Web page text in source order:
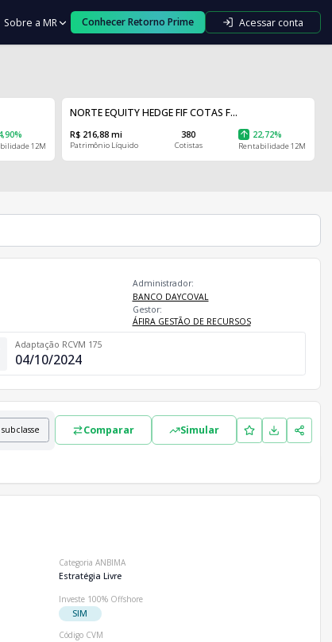
Sobre a MR Conhecer Retorno Prime Acessar conta
12M
NORTE EQUITY HEDGE FIF COTAS F...
R$ 216,88 mi
Patrimônio Líquido
380
Cotistas
22,72%
Rentabilidade 12M
Administrador:
BANCO DAYCOVAL
Gestor:
ÁFIRA GESTÃO DE RECURSOS
Adaptação RCVM 175
04/10/2024
Comparar Simular
Categoria ANBIMA
Estratégia Livre
Investe 100% Offshore
SIM
Código CVM